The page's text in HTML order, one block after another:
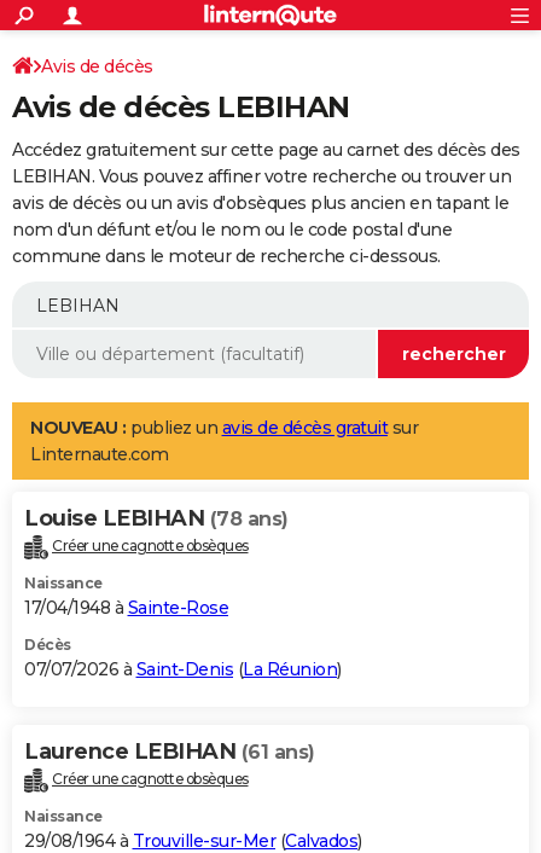
ACTUALITÉS
Politique
Société
Faits Divers
Education
Monde
Villes
+
SPORT
Coupe du monde 2026
Football
Tennis
Cyclisme
Rugby
Forum
Programme TV
TNTStreaming
Cinéma
Sorties cinéma
Musique
+FINANCE
Retraite
Epargne
Immobilier
Risques naturels par ville
Banque
Assurance
AUTO
Essais
Réserver un essai
Citadines
Berlines
SUV
Forum auto
+
Mobiles
Meilleur smartphone
Internet
Ordinateurs
Jeux vidéo
Guide high-tech
Aménagement intérieur
LIFESTYLE
Art de vivre
Bien-être
Loisirs
Mode
Modes de vie
Alimentation
Guide de la santé
Maladies
Médicaments
Sommeil
VOYAGE
Destinations
City break
Voyage nature
Voyage de noces
Forum
Climat
+PHOTO
GUIDES D'ACHAT
BONS PLANS
Carte de Noël
Carte Bonne année
Carte Saint-Valentin
Carte Pâques
Carte d'anniversaire
DICTIONNAIRE
Dictionnaire
Biographies
Citations
Expressions
Proverbes
PROGRAMME TV
Avis de décès
Avis de décès LEBIHAN
Accédez gratuitement sur cette page au carnet des décès des
LEBIHAN. Vous pouvez affiner votre recherche ou trouver un
avis de décès ou un avis d'obsèques plus ancien en tapant le
nom d'un défunt et/ou le nom ou le code postal d'une
commune dans le moteur de recherche ci-dessous.
NOUVEAU : publiez un avis de décès gratuitsur
Linternaute.com
Louise LEBIHAN (78 ans)
Créer une cagnotte obsèques
Naissance
17/04/1948 à Sainte-Rose
Décès
07/07/2026 à Saint-Denis (La Réunion)
Laurence LEBIHAN (61 ans)
Créer une cagnotte obsèques
Naissance
29/08/1964 à Trouville-sur-Mer(Calvados)